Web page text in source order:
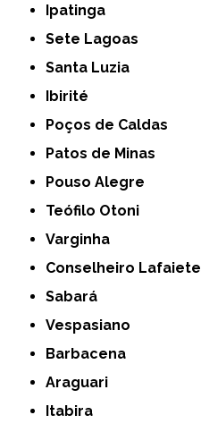
Ipatinga
Sete Lagoas
Santa Luzia
Ibirité
Poços de Caldas
Patos de Minas
Pouso Alegre
Teófilo Otoni
Varginha
Conselheiro Lafaiete
Sabará
Vespasiano
Barbacena
Araguari
Itabira